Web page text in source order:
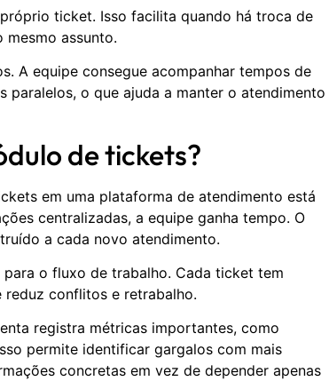
ticket. Isso facilita quando há troca de
assunto.
A equipe consegue acompanhar tempos de
paralelos, o que ajuda a manter o atendimento
de tickets?
em uma plataforma de atendimento está
centralizadas, a equipe ganha tempo. O
a cada novo atendimento.
o fluxo de trabalho. Cada ticket tem
reduz conflitos e retrabalho.
registra métricas importantes, como
permite identificar gargalos com mais
concretas em vez de depender apenas